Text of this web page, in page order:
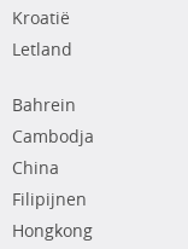
Kroatië
Letland
Bahrein
Cambodja
China
Filipijnen
Hongkong